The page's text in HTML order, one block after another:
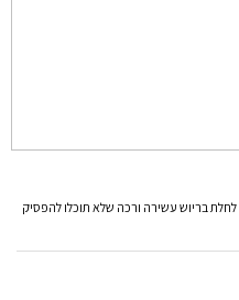
בריוש עשירה ורכה שלא תוכלו להפסיק